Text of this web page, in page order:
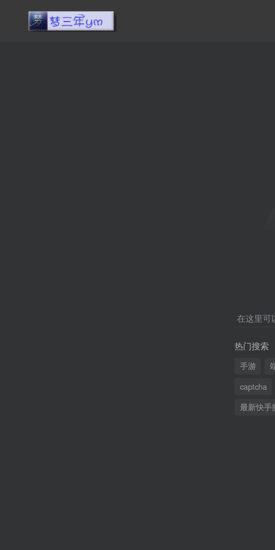
在这里可
热门搜索
手游
captcha
最新快手